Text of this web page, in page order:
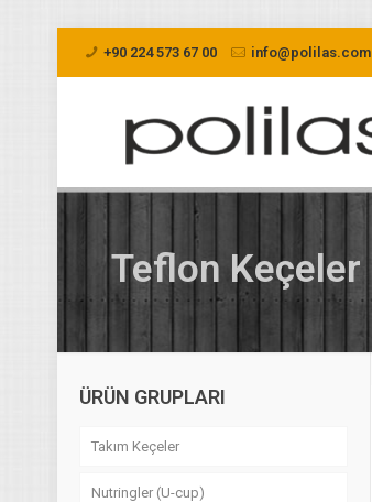
+90 224 573 67 00 info@polilas.com
Teflon Keçeler
ÜRÜN GRUPLARI
Takım Keçeler
Nutringler (U-cup)